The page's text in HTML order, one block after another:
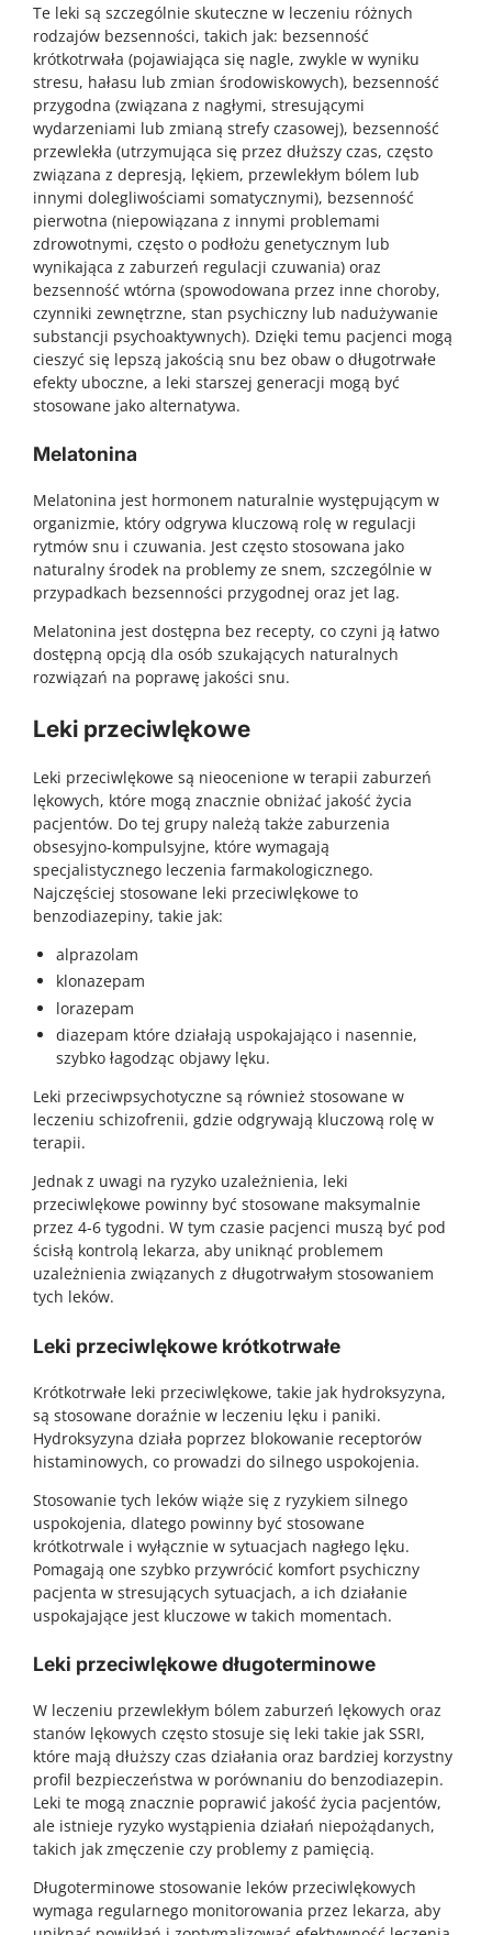
Te leki są szczególnie skuteczne w leczeniu różnych
rodzajów bezsenności, takich jak: bezsenność
krótkotrwała (pojawiająca się nagle, zwykle w wyniku
stresu, hałasu lub zmian środowiskowych), bezsenność
przygodna (związana z nagłymi, stresującymi
wydarzeniami lub zmianą strefy czasowej), bezsenność
przewlekła (utrzymująca się przez dłuższy czas, często
związana z depresją, lękiem, przewlekłym bólem lub
innymi dolegliwościami somatycznymi), bezsenność
pierwotna (niepowiązana z innymi problemami
zdrowotnymi, często o podłożu genetycznym lub
wynikająca z zaburzeń regulacji czuwania) oraz
bezsenność wtórna (spowodowana przez inne choroby,
czynniki zewnętrzne, stan psychiczny lub nadużywanie
substancji psychoaktywnych). Dzięki temu pacjenci mogą
cieszyć się lepszą jakością snu bez obaw o długotrwałe
efekty uboczne, a leki starszej generacji mogą być
stosowane jako alternatywa.
Melatonina
Melatonina jest hormonem naturalnie występującym w
organizmie, który odgrywa kluczową rolę w regulacji
rytmów snu i czuwania. Jest często stosowana jako
naturalny środek na problemy ze snem, szczególnie w
przypadkach bezsenności przygodnej oraz jet lag.
Melatonina jest dostępna bez recepty, co czyni ją łatwo
dostępną opcją dla osób szukających naturalnych
rozwiązań na poprawę jakości snu.
Leki przeciwlękowe
Leki przeciwlękowe są nieocenione w terapii zaburzeń
lękowych, które mogą znacznie obniżać jakość życia
pacjentów. Do tej grupy należą także zaburzenia
obsesyjno-kompulsyjne, które wymagają
specjalistycznego leczenia farmakologicznego.
Najczęściej stosowane leki przeciwlękowe to
benzodiazepiny, takie jak:
alprazolam
klonazepam
lorazepam
diazepam które działają uspokajająco i nasennie,
szybko łagodząc objawy lęku.
Leki przeciwpsychotyczne są również stosowane w
leczeniu schizofrenii, gdzie odgrywają kluczową rolę w
terapii.
Jednak z uwagi na ryzyko uzależnienia, leki
przeciwlękowe powinny być stosowane maksymalnie
przez 4-6 tygodni. W tym czasie pacjenci muszą być pod
ścisłą kontrolą lekarza, aby uniknąć problemem
uzależnienia związanych z długotrwałym stosowaniem
tych leków.
Leki przeciwlękowe krótkotrwałe
Krótkotrwałe leki przeciwlękowe, takie jak hydroksyzyna,
są stosowane doraźnie w leczeniu lęku i paniki.
Hydroksyzyna działa poprzez blokowanie receptorów
histaminowych, co prowadzi do silnego uspokojenia.
Stosowanie tych leków wiąże się z ryzykiem silnego
uspokojenia, dlatego powinny być stosowane
krótkotrwale i wyłącznie w sytuacjach nagłego lęku.
Pomagają one szybko przywrócić komfort psychiczny
pacjenta w stresujących sytuacjach, a ich działanie
uspokajające jest kluczowe w takich momentach.
Leki przeciwlękowe długoterminowe
W leczeniu przewlekłym bólem zaburzeń lękowych oraz
stanów lękowych często stosuje się leki takie jak SSRI,
które mają dłuższy czas działania oraz bardziej korzystny
profil bezpieczeństwa w porównaniu do benzodiazepin.
Leki te mogą znacznie poprawić jakość życia pacjentów,
ale istnieje ryzyko wystąpienia działań niepożądanych,
takich jak zmęczenie czy problemy z pamięcią.
Długoterminowe stosowanie leków przeciwlękowych
wymaga regularnego monitorowania przez lekarza, aby